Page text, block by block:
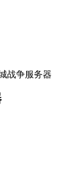
战争服务器